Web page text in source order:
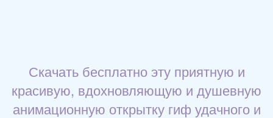
Скачать бесплатно эту приятную и
красивую, вдохновляющую и душевную
анимационную открытку гиф удачного и